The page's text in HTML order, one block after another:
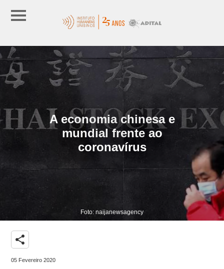
A economia chinesa e
mundial frente ao
coronavírus
Foto: naijanewsagency
share
05 Fevereiro 2020